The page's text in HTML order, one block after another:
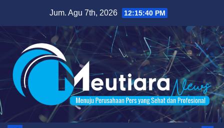
content
Jum. Agu 7th, 2026 12:15:42 PM